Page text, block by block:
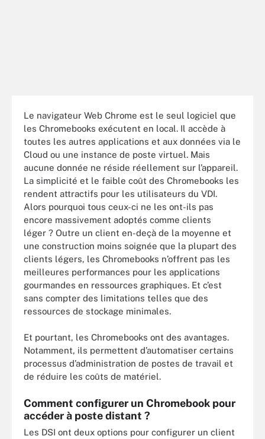
Le navigateur Web Chrome est le seul logiciel que
les Chromebooks exécutent en local. Il accède à
toutes les autres applications et aux données via le
Cloud ou une instance de poste virtuel. Mais
aucune donnée ne réside réellement sur l’appareil.
La simplicité et le faible coût des Chromebooks les
rendent attractifs pour les utilisateurs du VDI.
Alors pourquoi tous ceux-ci ne les ont-ils pas
encore massivement adoptés comme clients
léger ? Outre un client en-deçà de la moyenne et
une construction moins soignée que la plupart des
clients légers, les Chromebooks n’offrent pas les
meilleures performances pour les applications
gourmandes en ressources graphiques. Et c’est
sans compter des limitations telles que des
ressources de stockage minimales.
Et pourtant, les Chromebooks ont des avantages.
Notamment, ils permettent d’automatiser certains
processus d’administration de postes de travail et
de réduire les coûts de matériel.
Comment configurer un Chromebook pour
accéder à poste distant ?
Les DSI ont deux options pour configurer un client